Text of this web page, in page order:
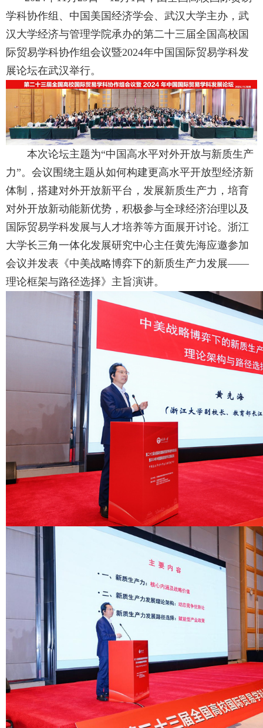
学科协作组、中国美国经济学会、武汉大学主办，武
汉大学经济与管理学院承办的第二十三届全国高校国
际贸易学科协作组会议暨2024年中国国际贸易学科发
展论坛在武汉举行。
本次论坛主题为“中国高水平对外开放与新质生产
力”。会议围绕主题从如何构建更高水平开放型经济新
体制，搭建对外开放新平台，发展新质生产力，培育
对外开放新动能新优势，积极参与全球经济治理以及
国际贸易学科发展与人才培养等方面展开讨论。浙江
大学长三角一体化发展研究中心主任黄先海应邀参加
会议并发表《中美战略博弈下的新质生产力发展——
理论框架与路径选择》主旨演讲。